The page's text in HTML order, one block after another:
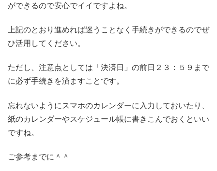
ができるので安心でイイですよね。
上記のとおり進めれば迷うことなく手続きができるのでぜ
ひ活用してください。
ただし、注意点としては「決済日」の前日２３：５９まで
に必ず手続きを済ますことです。
忘れないようにスマホのカレンダーに入力しておいたり、
紙のカレンダーやスケジュール帳に書きこんでおくといい
ですね。
ご参考までに＾＾